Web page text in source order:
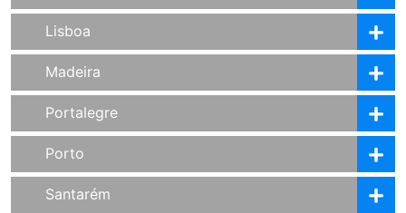
Lisboa
Madeira
Portalegre
Porto
Santarém